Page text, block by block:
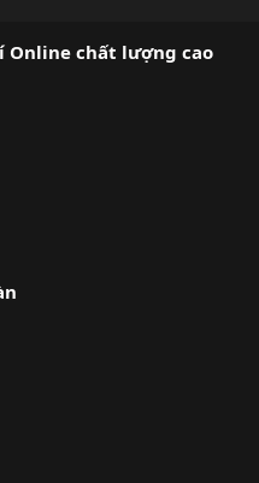
Online chất lượng cao